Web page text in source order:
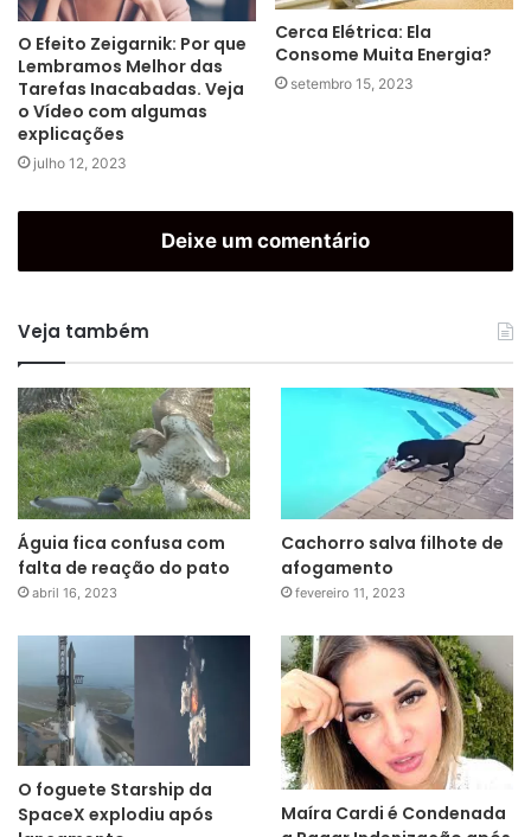
O Efeito Zeigarnik: Por que
Lembramos Melhor das
Tarefas Inacabadas. Veja
o Vídeo com algumas
explicações
julho 12, 2023
Cerca Elétrica: Ela
Consome Muita Energia?
setembro 15, 2023
Deixe um comentário
Veja também
Águia fica confusa com
falta de reação do pato
abril 16, 2023
Cachorro salva filhote de
afogamento
fevereiro 11, 2023
O foguete Starship da
SpaceX explodiu após
Maíra Cardi é Condenada